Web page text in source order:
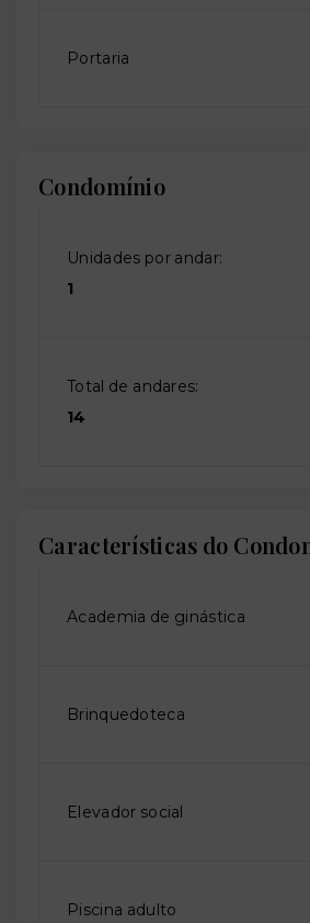
Portaria
Condomínio
Unidades por andar:
1
Total de andares:
14
Características do
Academia de ginástica
Brinquedoteca
Elevador social
Piscina adulto